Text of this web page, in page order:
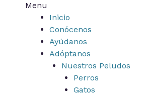
Menu
Inicio
Conócenos
Ayúdanos
Adóptanos
Nuestros Peludos
Perros
Gatos